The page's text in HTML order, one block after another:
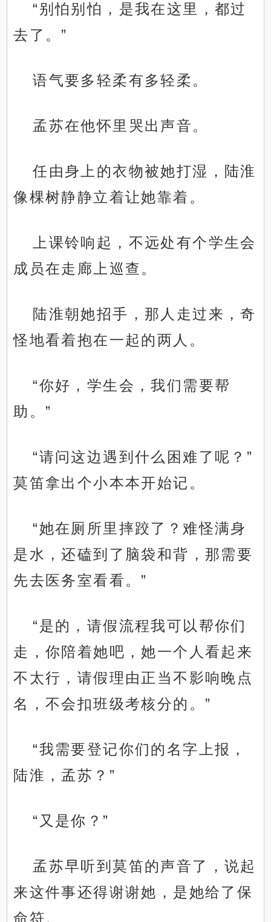
“别怕别怕，是我在这里，都过
去了。”
语气要多轻柔有多轻柔。
孟苏在他怀里哭出声音。
任由身上的衣物被她打湿，陆淮
像棵树静静立着让她靠着。
上课铃响起，不远处有个学生会
成员在走廊上巡查。
陆淮朝她招手，那人走过来，奇
怪地看着抱在一起的两人。
“你好，学生会，我们需要帮
助。”
“请问这边遇到什么困难了呢？”
莫笛拿出个小本本开始记。
“她在厕所里摔跤了？难怪满身
是水，还磕到了脑袋和背，那需要
先去医务室看看。”
“是的，请假流程我可以帮你们
走，你陪着她吧，她一个人看起来
不太行，请假理由正当不影响晚点
名，不会扣班级考核分的。”
“我需要登记你们的名字上报，
陆淮，孟苏？”
“又是你？”
孟苏早听到莫笛的声音了，说起
来这件事还得谢谢她，是她给了保
命符。